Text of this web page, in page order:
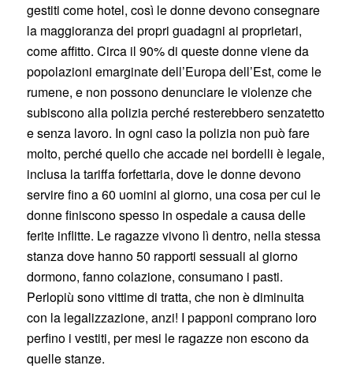
gestiti come hotel, così le donne devono consegnare
la maggioranza dei propri guadagni ai proprietari,
come affitto. Circa il 90% di queste donne viene da
popolazioni emarginate dell’Europa dell’Est, come le
rumene, e non possono denunciare le violenze che
subiscono alla polizia perché resterebbero senzatetto
e senza lavoro. In ogni caso la polizia non può fare
molto, perché quello che accade nei bordelli è legale,
inclusa la tariffa forfettaria, dove le donne devono
servire fino a 60 uomini al giorno, una cosa per cui le
donne finiscono spesso in ospedale a causa delle
ferite inflitte. Le ragazze vivono lì dentro, nella stessa
stanza dove hanno 50 rapporti sessuali al giorno
dormono, fanno colazione, consumano i pasti.
Perlopiù sono vittime di tratta, che non è diminuita
con la legalizzazione, anzi! I papponi comprano loro
perfino i vestiti, per mesi le ragazze non escono da
quelle stanze.